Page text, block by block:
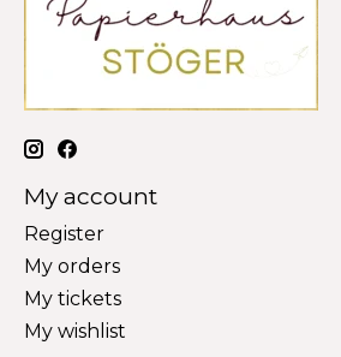
My account
Register
My orders
My tickets
My wishlist